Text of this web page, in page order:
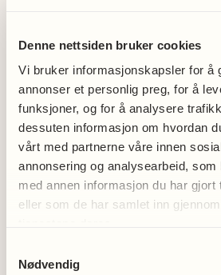
Denne nettsiden bruker cookies
Vi bruker informasjonskapsler for å
annonser et personlig preg, for å
funksjoner, og for å analysere
dessuten informasjon om hvordan
vårt med partnerne våre innen
annonsering og analysearbeid,
med annen informasjon du har gjort
eller som de har samlet inn
Nødvendig
gruppe
Facebook
Med oss-aktiviteter